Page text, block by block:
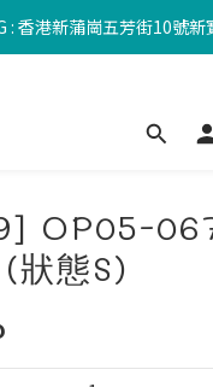
: 香港新蒲崗五芳街10號
OP05-
狀態S)